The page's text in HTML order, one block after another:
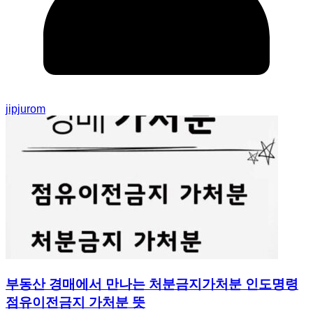
jipjurom
부동산 경매에서 만나는 처분금지가처분 인도명령
점유이전금지 가처분 뜻